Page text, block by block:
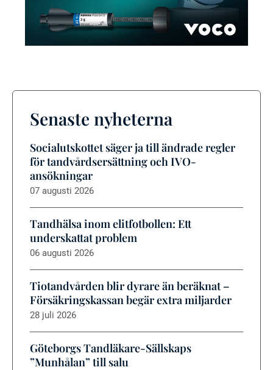
Senaste nyheterna
Socialutskottet säger ja till ändrade regler
för tandvårdsersättning och IVO-
ansökningar
07 augusti 2026
Tandhälsa inom elitfotbollen: Ett
underskattat problem
06 augusti 2026
Tiotandvården blir dyrare än beräknat –
Försäkringskassan begär extra miljarder
28 juli 2026
Göteborgs Tandläkare-Sällskaps
”Munhålan” till salu